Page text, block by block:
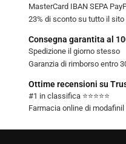
MasterCard IBAN SEPA
23% di sconto su tutto il
Consegna garantita al
Spedizione il giorno stesso
Garanzia di rimborso entro
Ottime recensioni su
#1 in classifica ⭐⭐⭐⭐⭐
Farmacia online di modafinil